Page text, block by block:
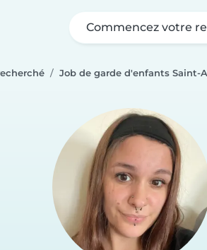
Commencez votre
Job de garde d'enfants Saint-